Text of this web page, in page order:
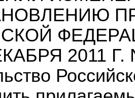
2011 Г.